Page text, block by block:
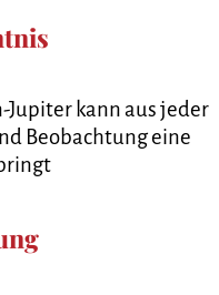
Jupiter kann aus jeder
Beobachtung eine